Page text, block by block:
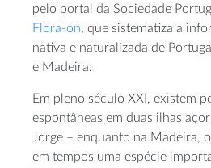
pelo portal da Sociedade
Flora-on, que sistematiza a
nativa e naturalizada de
e Madeira.
Em pleno século XXI, existem
espontâneas em duas ilhas
Jorge – enquanto na Madeira,
em tempos uma espécie